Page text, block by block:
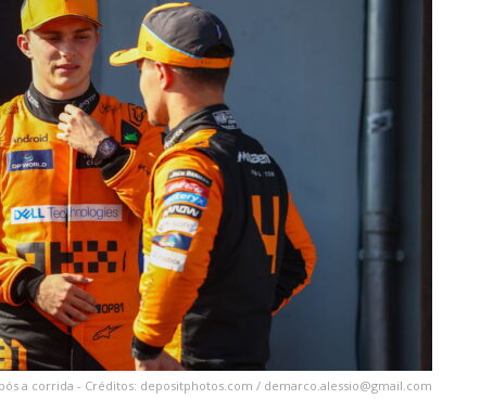
a corrida - Créditos: depositphotos.com / demarco.alessio@gmail.com